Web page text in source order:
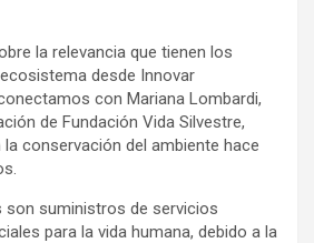
la relevancia que tienen los
desde Innovar
con Mariana Lombardi,
de Fundación Vida Silvestre,
conservación del ambiente hace
suministros de servicios
para la vida humana, debido a la